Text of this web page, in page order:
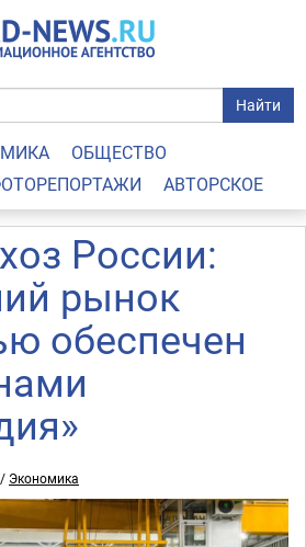
Найти
ОБЩЕСТВО
АВТОРСКОЕ
России:
рынок
обеспечен
/ Экономика